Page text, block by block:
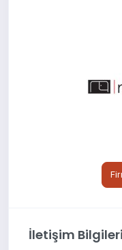
İletişim Bilgileri